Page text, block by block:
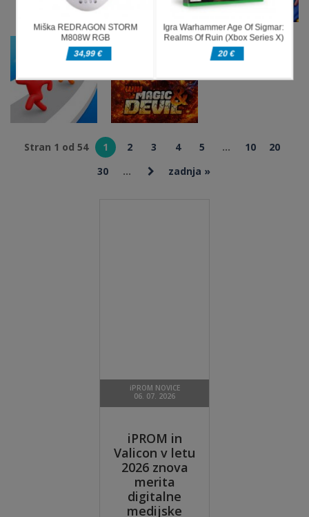
igre
Merge Plants
Defense
Zombies
igre
MasterScavenger
Pustolovske
igre
Space
Defense:
Pustolovske
Win Magic
Stran 1 od 54 1 2 3 4 5 ... 10
20
30
... zadnja »